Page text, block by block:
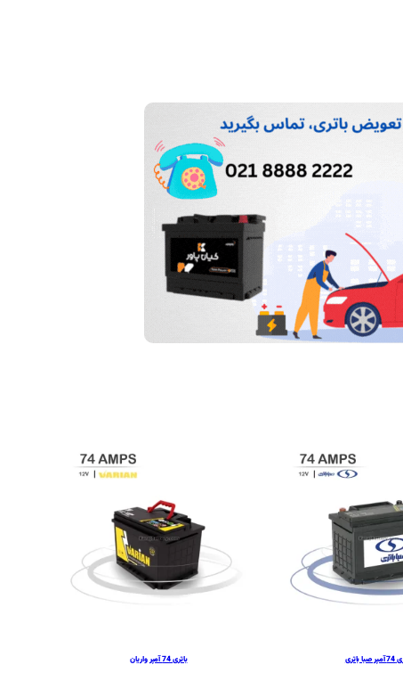
باتری
باتری 74 آمپر واریان